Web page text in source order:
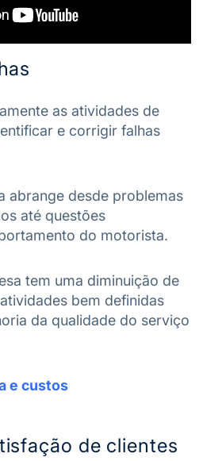
as atividades de
e corrigir falhas
abrange desde problemas
até questões
do motorista.
tem uma diminuição de
bem definidas
da qualidade do serviço
e custos
de clientes